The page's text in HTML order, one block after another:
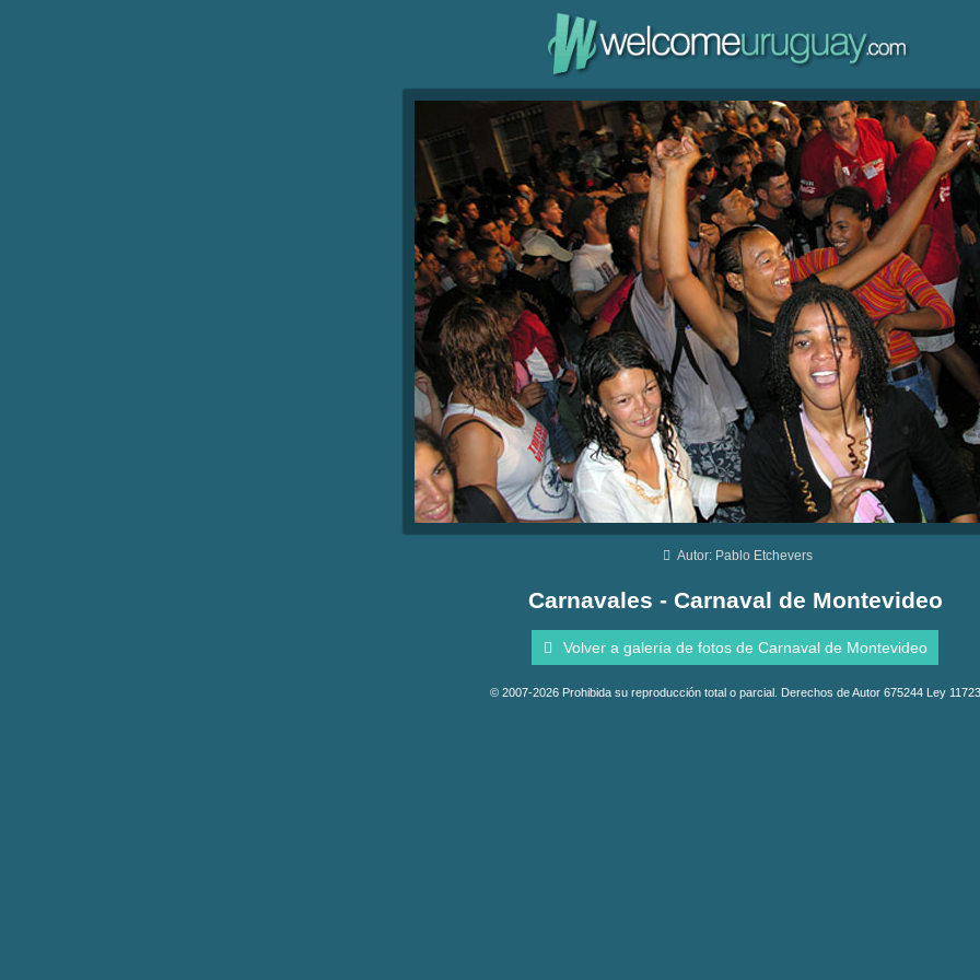
Autor: Pablo Etchevers
Carnavales - Carnaval de Montevideo
Volver a galería de fotos de Carnaval de Montevideo
© 2007-2026 Prohibida su reproducción total o parcial. Derechos de Autor 675244 Ley 11723